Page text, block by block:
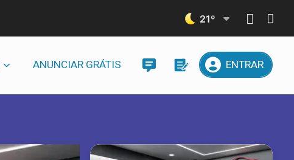
21º
ANUNCIAR GRÁTIS ENTRAR